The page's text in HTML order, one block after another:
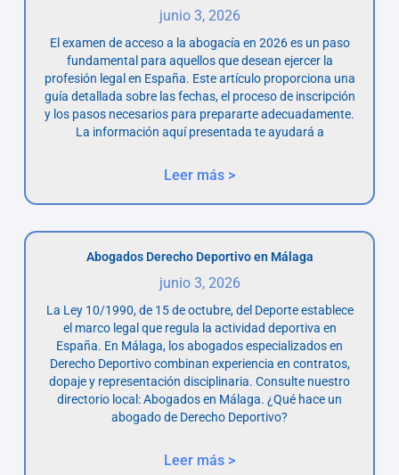
junio 3, 2026
El examen de acceso a la abogacía en 2026 es un paso
fundamental para aquellos que desean ejercer la
profesión legal en España. Este artículo proporciona una
guía detallada sobre las fechas, el proceso de inscripción
y los pasos necesarios para prepararte adecuadamente.
La información aquí presentada te ayudará a
Leer más >
Abogados Derecho Deportivo en Málaga
junio 3, 2026
La Ley 10/1990, de 15 de octubre, del Deporte establece
el marco legal que regula la actividad deportiva en
España. En Málaga, los abogados especializados en
Derecho Deportivo combinan experiencia en contratos,
dopaje y representación disciplinaria. Consulte nuestro
directorio local: Abogados en Málaga. ¿Qué hace un
abogado de Derecho Deportivo?
Leer más >